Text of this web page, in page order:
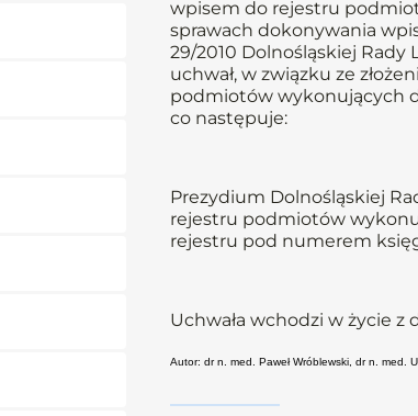
wpisem do rejestru
sprawach dokonywania
29/2010 Dolnośląskiej Rady
uchwał, w związku ze
podmiotów wykonujących
co następuje:
Prezydium Dolnośląskiej
rejestru podmiotów
rejestru pod numerem
Uchwała wchodzi w życie z
Autor: dr n. med. Paweł Wróblewski, dr n. med.